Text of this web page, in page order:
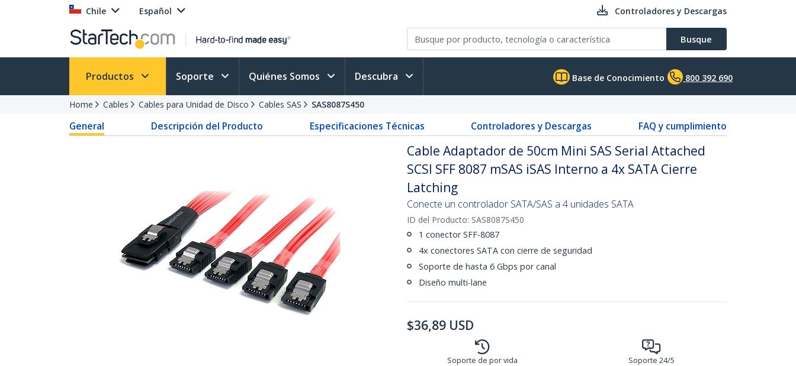
Chile Español Controladores y Descargas
Busque
Productos Soporte Quiénes Somos Descubra Base de Conocimiento 800 392 690
Home Cables Cables para Unidad de Disco Cables SAS SAS8087S450
General Descripción del Producto Especificaciones Técnicas Controladores y Descargas FAQ y cumplimiento
Cable Adaptador de 50cm Mini SAS Serial Attached
SCSI SFF 8087 mSAS iSAS Interno a 4x SATA Cierre
Latching
Conecte un controlador SATA/SAS a 4 unidades SATA
ID del Producto: SAS8087S450
1 conector SFF-8087
4x conectores SATA con cierre de seguridad
Soporte de hasta 6 Gbps por canal
Diseño multi-lane
$36,89 USD
Soporte de por vida Soporte 24/5